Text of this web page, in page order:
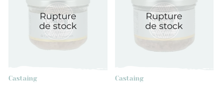
Rupture
de stock
Castaing
Rupture
de stock
Castaing